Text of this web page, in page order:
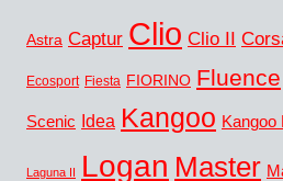
Astra Captur Clio Clio II
Ecosport Fiesta FIORINO Fluence
Scenic Idea Kangoo Kangoo
Laguna II Logan Master